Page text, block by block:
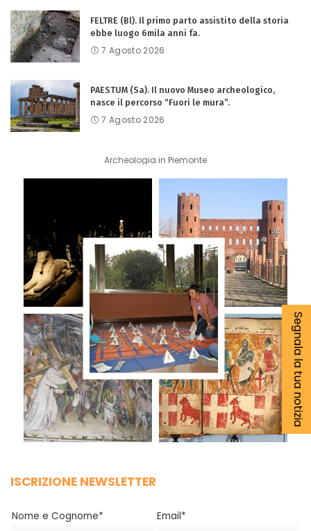
FELTRE (Bl). Il primo parto assistito della storia
ebbe luogo 6mila anni fa.
7 Agosto 2026
PAESTUM (Sa). Il nuovo Museo archeologico,
nasce il percorso “Fuori le mura”.
7 Agosto 2026
Archeologia in Piemonte
ISCRIZIONE NEWSLETTER
Nome e Cognome* Email*
Segnala la tua notizia